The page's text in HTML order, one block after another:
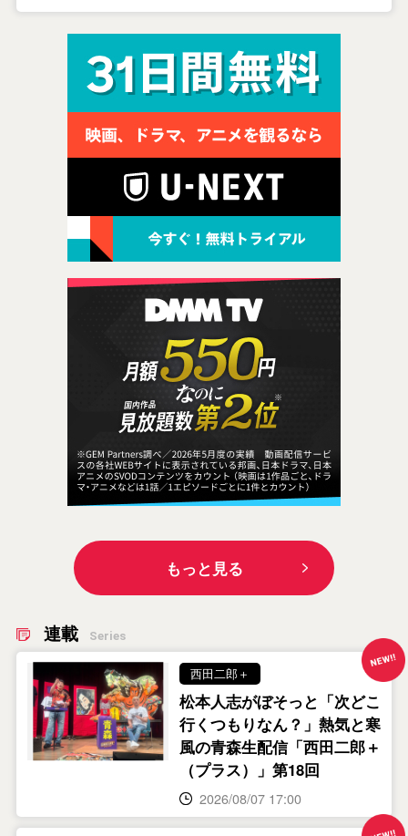
もっと見る
連載 Series
西田二郎＋
松本人志がぼそっと「次どこ
行くつもりなん？」熱気と寒
風の青森生配信「西田二郎＋
（プラス）」第18回
2026/08/07 17:00